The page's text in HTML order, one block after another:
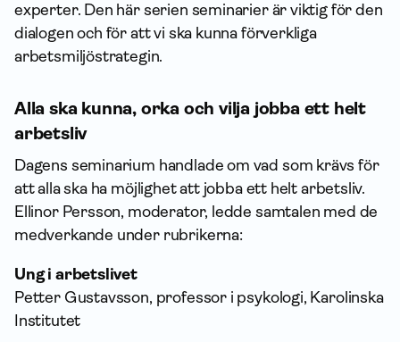
experter. Den här serien seminarier är viktig för den
dialogen och för att vi ska kunna förverkliga
arbetsmiljöstrategin.
Alla ska kunna, orka och vilja jobba ett helt
arbetsliv
Dagens seminarium handlade om vad som krävs för
att alla ska ha möjlighet att jobba ett helt arbetsliv.
Ellinor Persson, moderator, ledde samtalen med de
medverkande under rubrikerna:
Ung i arbetslivet
Petter Gustavsson, professor i psykologi, Karolinska
Institutet